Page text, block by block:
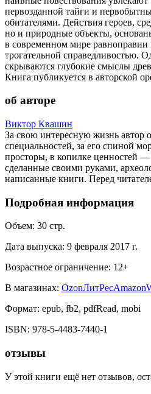
первозданной тайги и
обитателями. Действия героев,
но и природные объекты,
в современном мире
трогательной справедливостью.
скрываются глубокие смыслы
Книга публикуется в авторской
об авторе
Виктор Квашин
За свою интересную жизнь автор
специальностей, за его спиной
просторы, в копилке ценностей
сделанные своими руками,
написанные книги. Перед
Подробная информация
Объем: 30 стр.
Дата выпуска: 9 февраля 2017 г.
Возрастное ограничение: 12+
В магазинах: OzonЛитРесAmazon
Формат: epub, fb2, pdfRead, mobi
ISBN: 978-5-4483-7440-1
отзывы
У этой книги ещё нет отзывов,